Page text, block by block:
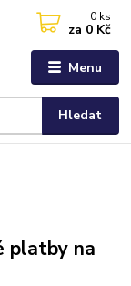
Menu
Hledat
0 ks
za 0 Kč
platby na